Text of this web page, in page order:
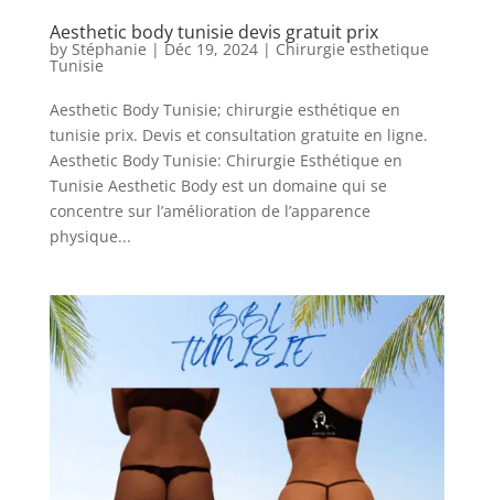
Nos
Nos
chirurgies
Aesthetic body tunisie devis gratuit prix
by Stéphanie | Déc 19, 2024| Chirurgie esthetique
Tunisie
Aesthetic Body Tunisie; chirurgie esthétique en
tunisie prix. Devis et consultation gratuite en ligne.
Aesthetic Body Tunisie: Chirurgie Esthétique en
Tunisie Aesthetic Body est un domaine qui se
concentre sur l’amélioration de l’apparence
physique...